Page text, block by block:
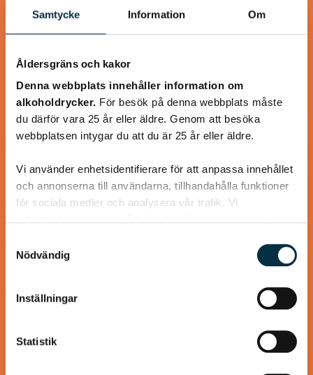
Samtycke Information Om
Åldersgräns och kakor
Denna webbplats innehåller information om
alkoholdrycker. För besök på denna webbplats måste
du därför vara 25 år eller äldre. Genom att besöka
webbplatsen intygar du att du är 25 år eller äldre.
Vi använder enhetsidentifierare för att anpassa innehållet
och annonserna till användarna, tillhandahålla funktioner
för sociala medier och analysera vår trafik. Vi
annons- och analysföretag som vi samarbetar med.
Dessa kan i sin tur kombinera informationen med annan
information som du har tillhandahållit eller som de har
samlat in när du har använt deras tjänster.
Nödvändig
Inställningar
Statistik
Lite synd att använda biff tyckte vi. Kommer att använda
annat nötkött nästa gång.